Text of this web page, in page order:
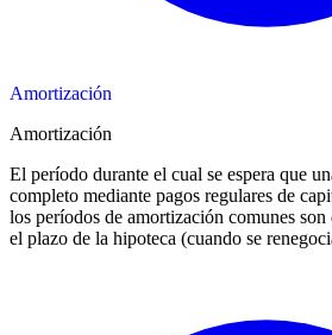
Amortización
Amortización
El período durante el cual se espera que
completo mediante pagos regulares de
los períodos de amortización comunes
el plazo de la hipoteca (cuando se